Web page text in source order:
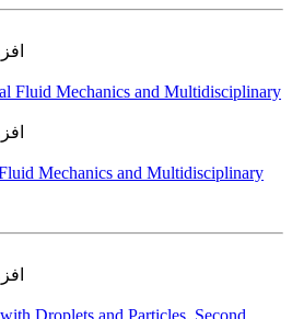
Mechanics and Multidisciplinary